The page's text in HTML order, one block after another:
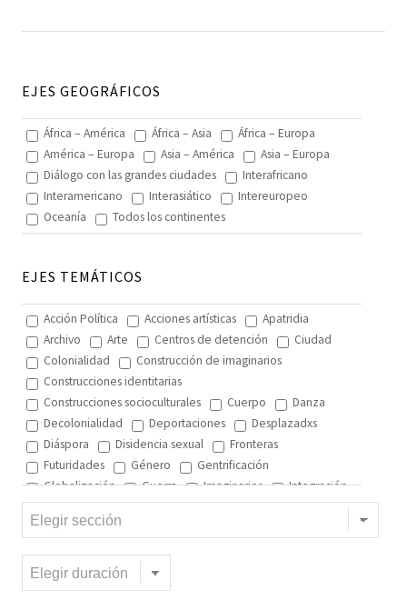
EJES GEOGRÁFICOS
África – América África – Asia
África – Europa
América – Europa
Asia – América
Asia – Europa
Diálogo con las grandes ciudades
Interafricano
Interamericano
Interasiático
Intereuropeo
Oceanía
Todos los continentes
EJES TEMÁTICOS
Acción Política Acciones artísticas
Apatridia
Archivo
Arte Centros de detención
Ciudad
Colonialidad
Construcción de imaginarios
Construcciones identitarias
Construcciones socioculturales
Cuerpo
Danza
Decolonialidad
Deportaciones
Desplazadxs
Diáspora
Disidencia sexual
Fronteras
Futuridades
Género
Gentrificación
Globalización
Guerra Imaginarios
Integración
Interculturalidad
Interculturalidad en el arte
Interculturalidad en la música
Migración y DD.HH
Migración y globalización